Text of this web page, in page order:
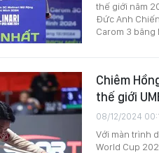
thế giới năm
Đức Anh
Carom 3 băng
Chiêm
thế giới
08/12/2024
Với màn trình
World Cup